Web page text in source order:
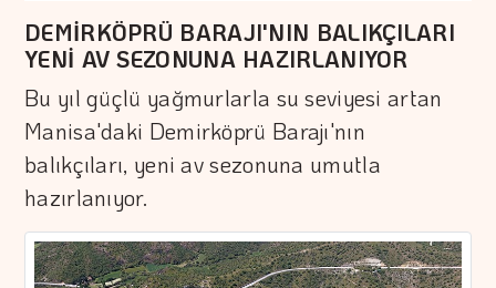
DEMİRKÖPRÜ BARAJI'NIN BALIKÇILARI
YENİ AV SEZONUNA HAZIRLANIYOR
Bu yıl güçlü yağmurlarla su seviyesi artan
Manisa'daki Demirköprü Barajı'nın
balıkçıları, yeni av sezonuna umutla
hazırlanıyor.